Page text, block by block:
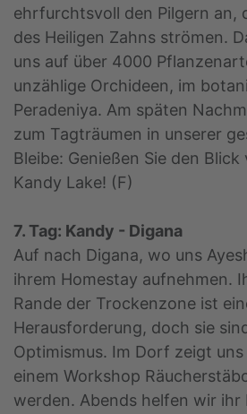
ehrfurchtsvoll den Pilgern an,
des Heiligen Zahns strömen.
uns auf über 4000
unzählige Orchideen, im
Peradeniya. Am späten
zum Tagträumen in unserer
Bleibe: Genießen Sie den
Kandy Lake! (F)
7. Tag: Kandy - Digana
Auf nach Digana, wo uns
ihrem Homestay aufnehmen.
Rande der Trockenzone ist
Herausforderung, doch sie
Optimismus. Im Dorf zeigt uns
einem Workshop
werden. Abends helfen wir ihr